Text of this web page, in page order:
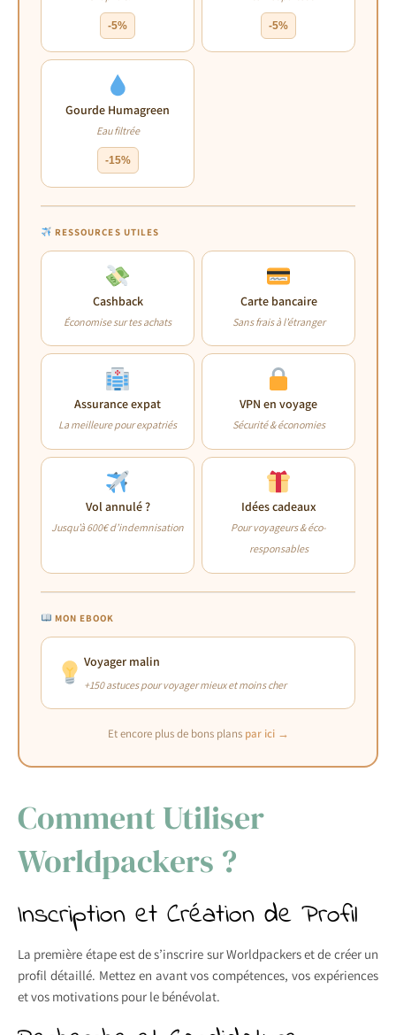
-5% -5%
Gourde Humagreen
Eau filtrée
-15%
RESSOURCES UTILES
Cashback
Économise sur tes achats
Carte bancaire
Sans frais à l’étranger
Assurance expat
La meilleure pour expatriés
VPN en voyage
Sécurité & économies
Vol annulé ?
Jusqu’à 600€ d’indemnisation
Idées cadeaux
Pour voyageurs & éco-
responsables
MON EBOOK
Voyager malin
+150 astuces pour voyager mieux et moins cher
Et encore plus de bons plans par ici →
Comment Utiliser
Worldpackers ?
Inscription et Création de Profil
La première étape est de s’inscrire sur Worldpackers et de créer un
profil détaillé. Mettez en avant vos compétences, vos expériences
et vos motivations pour le bénévolat.